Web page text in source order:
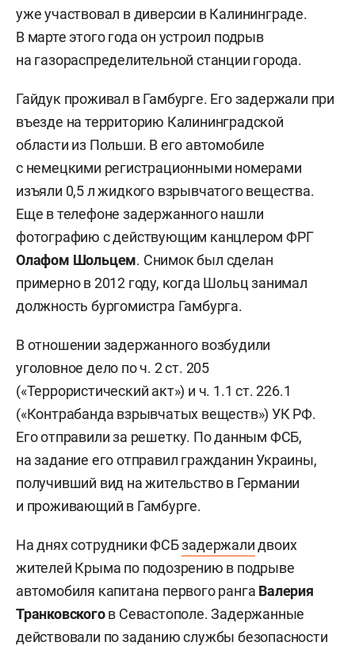
уже участвовал в диверсии в Калининграде.
В марте этого года он устроил подрыв
на газораспределительной станции города.
Гайдук проживал в Гамбурге. Его задержали при
въезде на территорию Калининградской
области из Польши. В его автомобиле
с немецкими регистрационными номерами
изъяли 0,5 л жидкого взрывчатого вещества.
Еще в телефоне задержанного нашли
фотографию с действующим канцлером ФРГ
Олафом Шольцем. Снимок был сделан
примерно в 2012 году, когда Шольц занимал
должность бургомистра Гамбурга.
В отношении задержанного возбудили
уголовное дело по ч. 2 ст. 205
(«Террористический акт») и ч. 1.1 ст. 226.1
(«Контрабанда взрывчатых веществ») УК РФ.
Его отправили за решетку. По данным ФСБ,
на задание его отправил гражданин Украины,
получивший вид на жительство в Германии
и проживающий в Гамбурге.
На днях сотрудники ФСБзадержалидвоих
жителей Крыма по подозрению в подрыве
автомобиля капитана первого ранга Валерия
Транковскогов Севастополе. Задержанные
действовали по заданию службы безопасности